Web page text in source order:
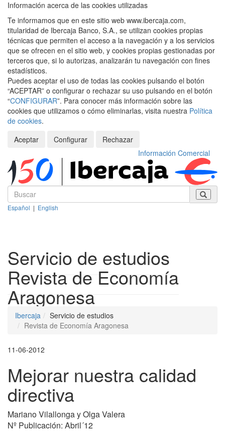
Información acerca de las cookies utilizadas
Te informamos que en este sitio web www.ibercaja.com,
titularidad de Ibercaja Banco, S.A., se utilizan cookies propias
técnicas que permiten el acceso a la navegación y a los servicios
que se ofrecen en el sitio web, y cookies propias gestionadas por
terceros que, si lo autorizas, analizarán tu navegación con fines
estadísticos.
Puedes aceptar el uso de todas las cookies pulsando el botón
“ACEPTAR” o configurar o rechazar su uso pulsando en el botón
“CONFIGURAR”. Para conocer más información sobre las
cookies que utilizamos o cómo eliminarlas, visita nuestra Política
de cookies.
Aceptar
Configurar
Rechazar
Información Comercial
Español | English
Servicio de estudios
Revista de Economía
Aragonesa
Ibercaja
Servicio de estudios
Revista de Economía Aragonesa
11-06-2012
Mejorar nuestra calidad
directiva
Mariano Vilallonga y Olga Valera
Nº Publicación: Abril´12